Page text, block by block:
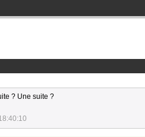
? Une suite ?